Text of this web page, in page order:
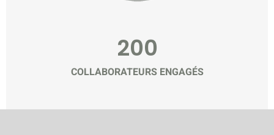
200
COLLABORATEURS ENGAGÉS